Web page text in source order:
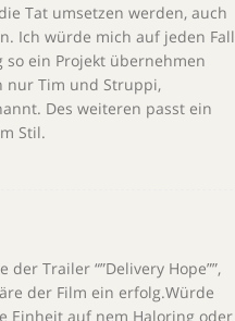
Tat umsetzen werden, auch
Ich würde mich auf jeden Fall
ein Projekt übernehmen
nur Tim und Struppi,
Des weiteren passt ein
Stil.
Trailer “”Delivery Hope””,
der Film ein erfolg.Würde
Einheit auf nem Haloring oder